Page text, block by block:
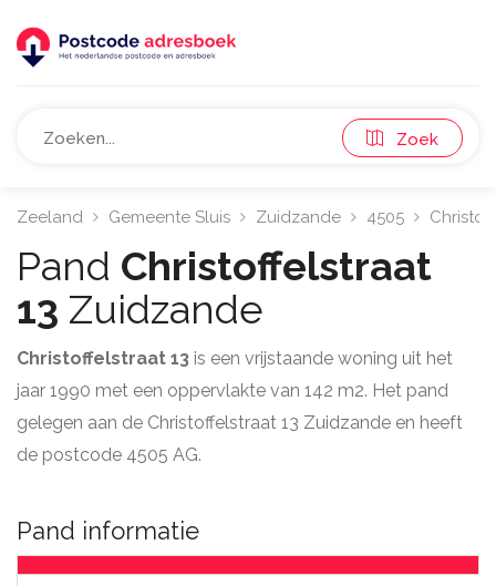
Zoek
Zeeland Gemeente Sluis Zuidzande 4505
Pand Christoffelstraat
13 Zuidzande
Christoffelstraat 13 is een vrijstaande woning uit het
jaar 1990 met een oppervlakte van 142 m2. Het pand
gelegen aan de Christoffelstraat 13 Zuidzande en heeft
de postcode 4505 AG.
Pand informatie